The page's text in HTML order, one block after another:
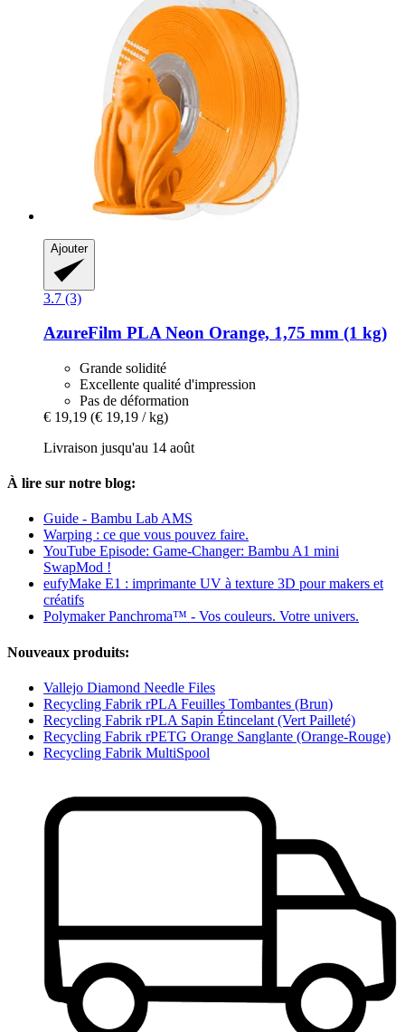
Ajouter
3.7 (3)
AzureFilm PLA Neon Orange, 1,75 mm (1 kg)
Grande solidité
Excellente qualité d'impression
Pas de déformation
€ 19,19 (€ 19,19 / kg)
Livraison jusqu'au 14 août
À lire sur notre blog:
Guide - Bambu Lab AMS
Warping : ce que vous pouvez faire.
YouTube Episode: Game-Changer: Bambu A1 mini
SwapMod !
eufyMake E1 : imprimante UV à texture 3D pour makers et
créatifs
Polymaker Panchroma™ - Vos couleurs. Votre univers.
Nouveaux produits:
Vallejo Diamond Needle Files
Recycling Fabrik rPLA Feuilles Tombantes (Brun)
Recycling Fabrik rPLA Sapin Étincelant (Vert Pailleté)
Recycling Fabrik rPETG Orange Sanglante (Orange-Rouge)
Recycling Fabrik MultiSpool